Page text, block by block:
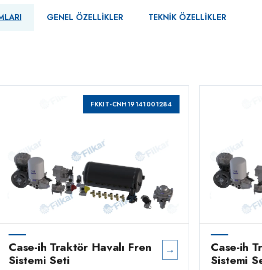
GENEL ÖZELLIKLER TEKNIK ÖZELLIKLER
FKKIT-CNH19141001284
Case-ih Traktör Havalı Fren
Sistemi Seti
→
Case-ih
Sistemi